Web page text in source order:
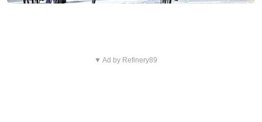
▼ Ad by Refinery89